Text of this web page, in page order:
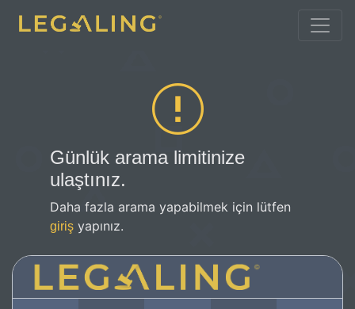
Günlük arama limitinize
ulaştınız.
Daha fazla arama yapabilmek için lütfen
giriş yapınız.